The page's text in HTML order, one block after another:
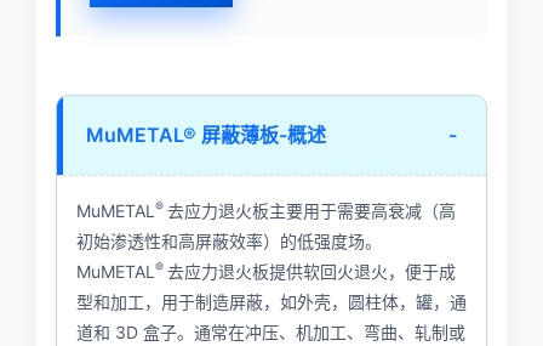
MuMETAL® 屏蔽薄板-概述 -
MuMETAL® 去应力退火板主要用于需要高衰减（高
初始渗透性和高屏蔽效率）的低强度场。
MuMETAL® 去应力退火板提供软回火退火，便于成
型和加工，用于制造屏蔽，如外壳，圆柱体，罐，通
道和 3D 盒子。通常在冲压、机加工、弯曲、轧制或